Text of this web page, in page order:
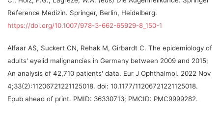
Reference Medizin. Springer, Berlin, Heidelberg.
https://doi.org/10.1007/978-3-662-65929-8_150-1
Alfaar AS, Suckert CN, Rehak M, Girbardt C. The epidemiology of
adults' eyelid malignancies in Germany between 2009 and 2015;
An analysis of 42,710 patients' data. Eur J Ophthalmol. 2022 Nov
4;33(2):11206721221125018. doi: 10.1177/11206721221125018.
Epub ahead of print. PMID: 36330713; PMCID: PMC9999282.